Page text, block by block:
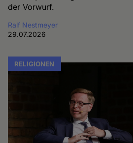
der Vorwurf.
Ralf Nestmeyer
29.07.2026
RELIGIONEN